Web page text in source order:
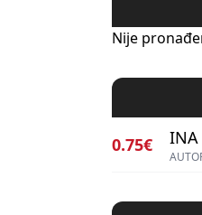
Nije
0.75€